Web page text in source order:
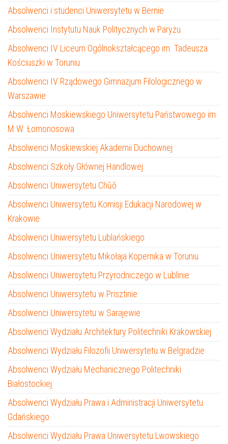
Absolwenci i studenci Uniwersytetu w Bernie
Absolwenci Instytutu Nauk Politycznych w Paryżu
Absolwenci IV Liceum Ogólnokształcącego im. Tadeusza
Kościuszki w Toruniu
Absolwenci IV Rządowego Gimnazjum Filologicznego w
Warszawie
Absolwenci Moskiewskiego Uniwersytetu Państwowego im.
M.W. Łomonosowa
Absolwenci Moskiewskiej Akademii Duchownej
Absolwenci Szkoły Głównej Handlowej
Absolwenci Uniwersytetu Chūō
Absolwenci Uniwersytetu Komisji Edukacji Narodowej w
Krakowie
Absolwenci Uniwersytetu Lublańskiego
Absolwenci Uniwersytetu Mikołaja Kopernika w Toruniu
Absolwenci Uniwersytetu Przyrodniczego w Lublinie
Absolwenci Uniwersytetu w Prisztinie
Absolwenci Uniwersytetu w Sarajewie
Absolwenci Wydziału Architektury Politechniki Krakowskiej
Absolwenci Wydziału Filozofii Uniwersytetu w Belgradzie
Absolwenci Wydziału Mechanicznego Politechniki
Białostockiej
Absolwenci Wydziału Prawa i Administracji Uniwersytetu
Gdańskiego
Absolwenci Wydziału Prawa Uniwersytetu Lwowskiego